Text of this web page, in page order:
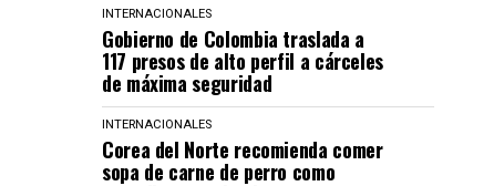
INTERNACIONALES
Gobierno de Colombia traslada a
117 presos de alto perfil a cárceles
de máxima seguridad
INTERNACIONALES
Corea del Norte recomienda comer
sopa de carne de perro como